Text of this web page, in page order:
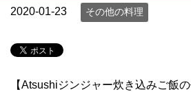
2020-01-23 その他の料理
【Atsushiジンジャー炊き込みご飯